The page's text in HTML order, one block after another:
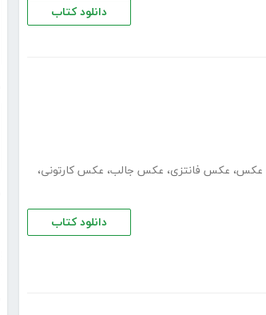
دانلود کتاب
عکس، عکس فانتزی، عکس جالب، عکس کارتونی،
دانلود کتاب